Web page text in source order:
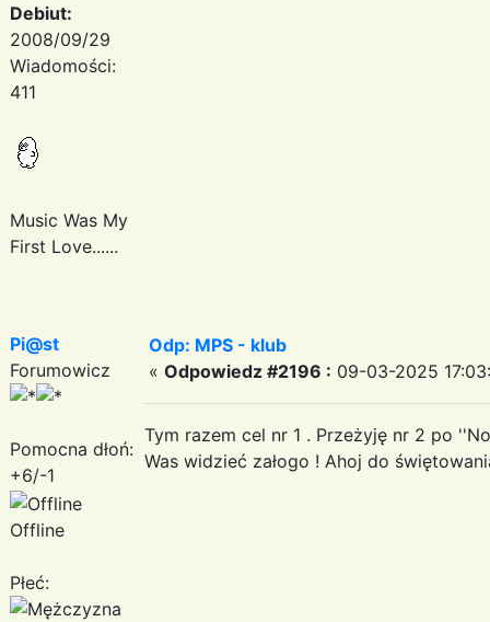
Debiut:
2008/09/29
Wiadomości:
411
Music Was My
First Love......
Pi@st
Forumowicz
Pomocna dłoń:
+6/-1
Offline
Płeć:
Odp: MPS - klub
« Odpowiedz #2196 : 09-03-2025
Tym razem cel nr 1 . Przeżyję nr 2 po
Was widzieć załogo ! Ahoj do